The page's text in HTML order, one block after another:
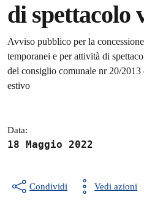
di spettacolo
Dettagli della
Avviso pubblico per la
temporanei e per attività di
del consiglio comunale nr 20/
estivo
Data:
18 Maggio 2022
Condividi Vedi azioni